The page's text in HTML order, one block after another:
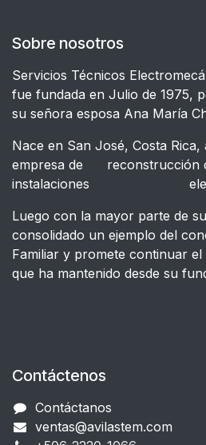
Sobre nosotros
Servicios Técnicos
fue fundada en Julio de 1975,
su señora esposa Ana María
Nace en San José, Costa
empresa de reconstrucción
instalaciones
Luego con la mayor parte de
consolidado un ejemplo del
Familiar y promete continuar
que ha mantenido desde su
Contáctenos
Contáctanos
ventas@avilastem.com